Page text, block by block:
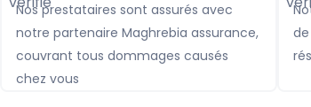
Nos prestataires sont assurés avec
notre partenaire Maghrebia assurance,
couvrant tous dommages causés
chez vous
Notre service client vous accompagne